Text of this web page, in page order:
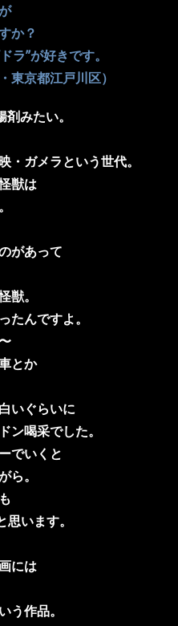
か？
ラ”が好きです。
東京都江戸川区）
みたい。
ガメラという世代。
獣は
があって
獣。
んですよ。
とか
いぐらいに
喝采でした。
でいくと
ら。
います。
には
う作品。